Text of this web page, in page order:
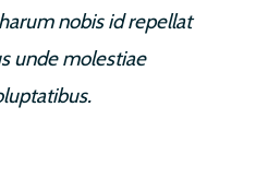
nobis id repellat
unde molestiae